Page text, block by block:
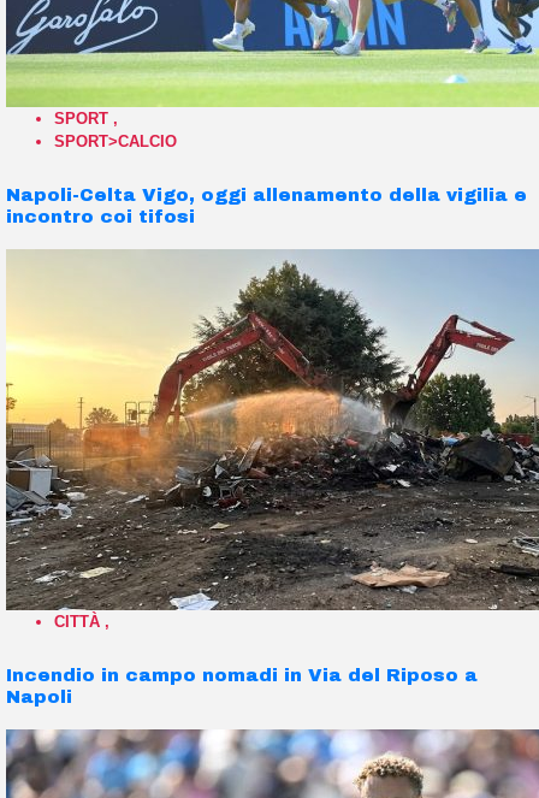
SPORT ,
SPORT>CALCIO
Napoli-Celta Vigo, oggi allenamento della vigilia e
incontro coi tifosi
CITTÀ ,
Incendio in campo nomadi in Via del Riposo a
Napoli